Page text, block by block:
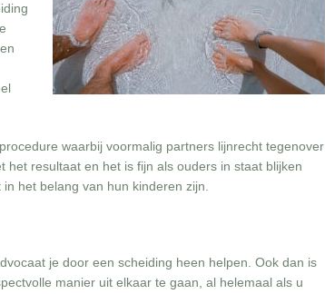
waarbij voormalig partners lijnrecht tegenover
resultaat en het is fijn als ouders in staat blijken
het belang van hun kinderen zijn.
je door een scheiding heen helpen. Ook dan is
manier uit elkaar te gaan, al helemaal als u